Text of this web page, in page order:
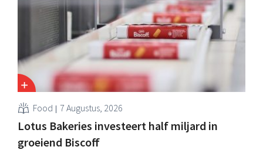
Food 7 Augustus, 2026
Lotus Bakeries investeert half miljard in
groeiend Biscoff